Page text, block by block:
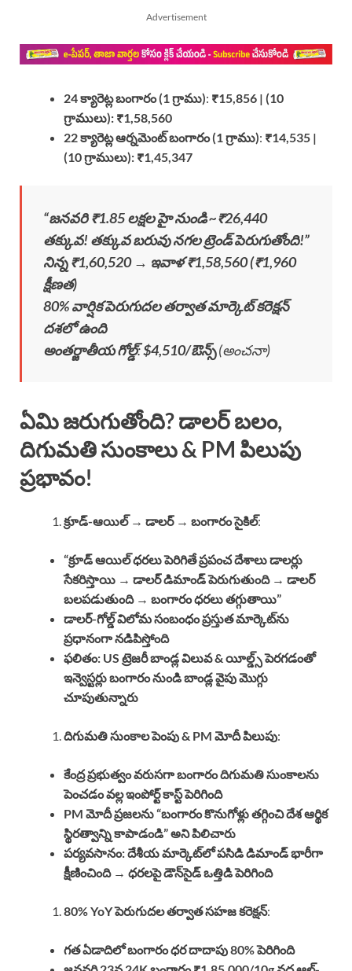
Advertisement
24 క్యారెట్ల బంగారం (1 గ్రాము): ₹15,856 | (10
గ్రాములు): ₹1,58,560
22 క్యారెట్ల ఆర్నమెంట్ బంగారం (1 గ్రాము): ₹14,535 |
(10 గ్రాములు): ₹1,45,347
“జనవరి ₹1.85 లక్షల హై నుండి ~₹26,440
తక్కువ! తక్కువ బరువు నగల ట్రెండ్ పెరుగుతోంది!”
నిన్న ₹1,60,520 → ఇవాళ ₹1,58,560 (₹1,960
క్షీణత)
80% వార్షిక పెరుగుదల తర్వాత మార్కెట్ కరెక్షన్
దశలో ఉంది
అంతర్జాతీయ గోల్డ్:$4,510/ఔన్స్(అంచనా)
ఏమి జరుగుతోంది? డాలర్ బలం,
దిగుమతి సుంకాలు & PM పిలుపు
ప్రభావం!
క్రూడ్-ఆయిల్ → డాలర్ → బంగారం సైకిల్:
“క్రూడ్ ఆయిల్ ధరలు పెరిగితే ప్రపంచ దేశాలు డాలర్లు
సేకరిస్తాయి → డాలర్ డిమాండ్ పెరుగుతుంది → డాలర్
బలపడుతుంది → బంగారం ధరలు తగ్గుతాయి”
డాలర్-గోల్డ్ విలోమ సంబంధం ప్రస్తుత మార్కెట్‌ను
ప్రధానంగా నడిపిస్తోంది
ఫలితం: US ట్రెజరీ బాండ్ల విలువ & యీల్డ్స్ పెరగడంతో
ఇన్వెస్టర్లు బంగారం నుండి బాండ్ల వైపు మొగ్గు
చూపుతున్నారు
దిగుమతి సుంకాల పెంపు & PM మోదీ పిలుపు:
కేంద్ర ప్రభుత్వం వరుసగా బంగారం దిగుమతి సుంకాలను
పెంచడం వల్ల ఇంపోర్ట్ కాస్ట్ పెరిగింది
PM మోదీ ప్రజలను “బంగారం కొనుగోళ్లు తగ్గించి దేశ ఆర్థిక
స్థిరత్వాన్ని కాపాడండి” అని పిలిచారు
పర్యవసానం: దేశీయ మార్కెట్‌లో పసిడి డిమాండ్ భారీగా
క్షీణించింది → ధరలపై డౌన్‌సైడ్ ఒత్తిడి పెరిగింది
80% YoY పెరుగుదల తర్వాత సహజ కరెక్షన్:
గత ఏడాదిలో బంగారం ధర దాదాపు 80% పెరిగింది